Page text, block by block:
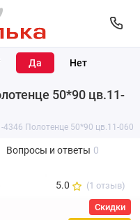
50*90 цв.11-
Полотенце 50*90 цв.11-0601
Вопросы и ответы 0
5.0 (1 отзыв)
Скидки